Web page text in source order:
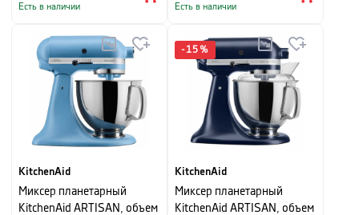
Есть в наличии Есть в наличии
KitchenAid
Миксер планетарный
KitchenAid ARTISAN, объем
-15 %
KitchenAid
Миксер планетарный
KitchenAid ARTISAN, объем